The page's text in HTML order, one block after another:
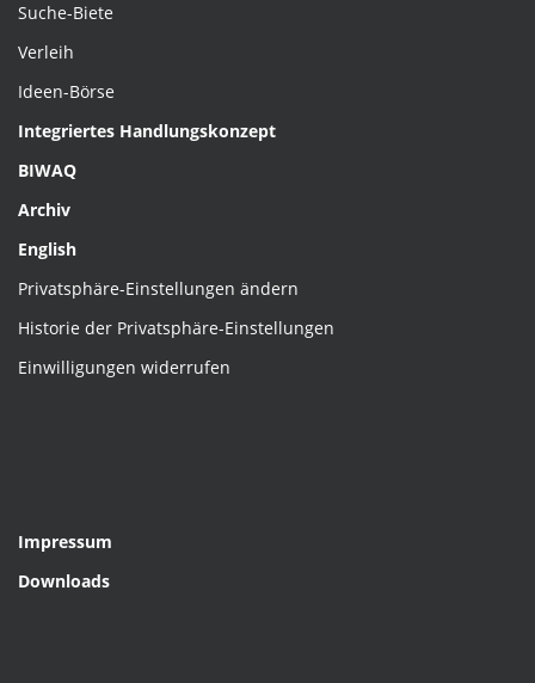
Suche-Biete
Verleih
Ideen-Börse
Integriertes Handlungskonzept
BIWAQ
Archiv
English
Privatsphäre-Einstellungen ändern
Historie der Privatsphäre-Einstellungen
Einwilligungen widerrufen
Impressum
Downloads